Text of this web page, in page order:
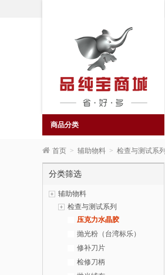
商品分类
首页 > 辅助物料 > 检查与测试系列
分类筛选
辅助物料
检查与测试系列
压克力水晶胶
抛光粉（台湾标乐）
修补刀片
检修刀柄